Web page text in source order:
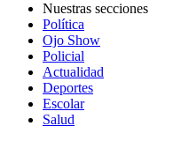
Nuestras secciones
Política
Ojo Show
Policial
Actualidad
Deportes
Escolar
Salud